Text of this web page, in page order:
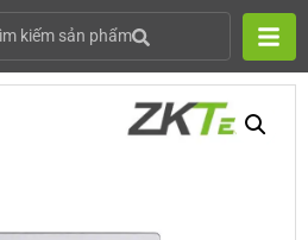
kiếm sản phẩm